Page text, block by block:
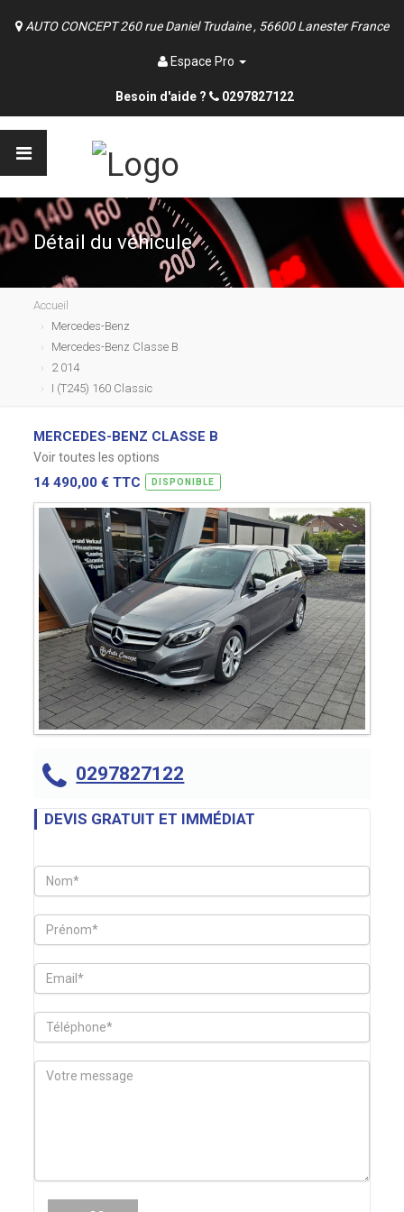
AUTO CONCEPT 260 rue Daniel Trudaine , 56600 Lanester France
Espace Pro
Besoin d'aide ? 0297827122
Détail du véhicule
Accueil
Mercedes-Benz
Mercedes-Benz Classe B
2 014
I (T245) 160 Classic
MERCEDES-BENZ CLASSE B
Voir toutes les options
14 490,00 € TTC DISPONIBLE
0297827122
DEVIS GRATUIT ET IMMÉDIAT